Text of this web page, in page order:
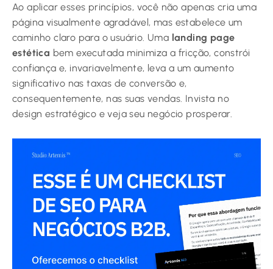
Ao aplicar esses princípios, você não apenas cria uma
página visualmente agradável, mas estabelece um
caminho claro para o usuário. Uma landing page
estética bem executada minimiza a fricção, constrói
confiança e, invariavelmente, leva a um aumento
significativo nas taxas de conversão e,
consequentemente, nas suas vendas. Invista no
design estratégico e veja seu negócio prosperar.